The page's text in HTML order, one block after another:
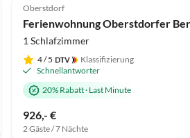
Oberstdorf
1 Schlafzimmer
4/ 5
Klassifizierung
Schnellantworter
20% Rabatt· Last Minute
926,- €
2 Gäste / 7 Nächte